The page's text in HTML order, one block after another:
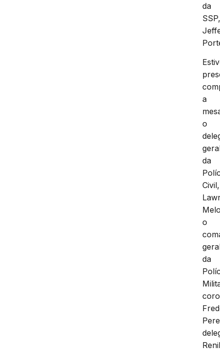
da
a
o
da
Civil,
o
da